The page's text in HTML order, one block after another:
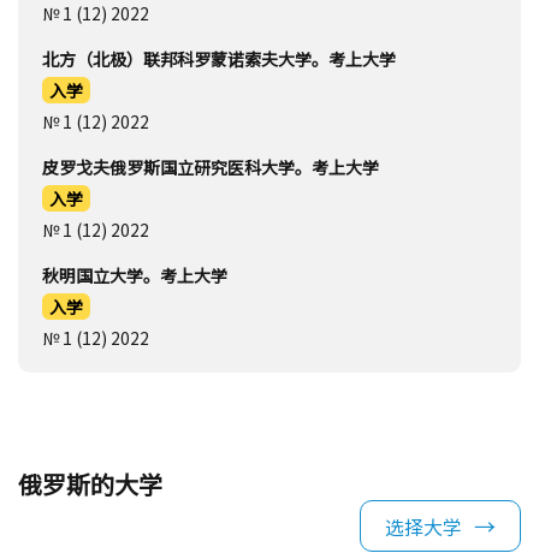
№ 1 (12) 2022
北方（北极）联邦科罗蒙诺索夫大学。考上大学
入学
№ 1 (12) 2022
皮罗戈夫俄罗斯国立研究医科大学。考上大学
入学
№ 1 (12) 2022
秋明国立大学。考上大学
入学
№ 1 (12) 2022
俄罗斯的大学
选择大学